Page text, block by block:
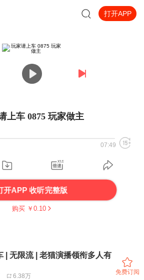
打开APP
上车 0875 玩家做主
07:49
开APP 收听完整版
购买 ￥ 0.10
| 无限流 | 老猫演播领衔多人有
6.38万
免费订阅